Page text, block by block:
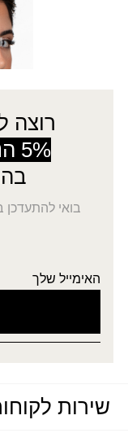
רוצה
5% הנחה
בואי
האימייל שלך
שירות